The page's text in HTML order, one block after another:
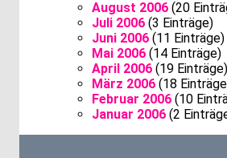
August 2006 (20
Juli 2006 (3 Einträge)
Juni 2006 (11 Einträge)
Mai 2006 (14 Einträge)
April 2006 (19 Einträge)
März 2006 (18
Februar 2006 (10
Januar 2006 (2